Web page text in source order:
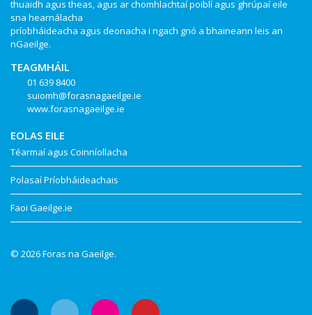
thuaidh agus theas, agus ar chomhlachtaí poiblí agus ghrúpaí eile
sna hearnálacha
príobháideacha agus deonacha i ngach gnó a bhaineann leis an
nGaeilge.
TEAGMHÁIL
01 639 8400
suiomh@forasnagaeilge.ie
www.forasnagaeilge.ie
EOLAS EILE
Téarmaí agus Coinníollacha
Polasaí Príobháideachais
Faoi Gaeilge.ie
© 2026 Foras na Gaeilge.